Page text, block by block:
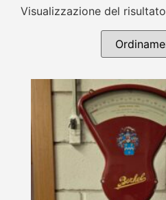
Visualizzazione del risultato